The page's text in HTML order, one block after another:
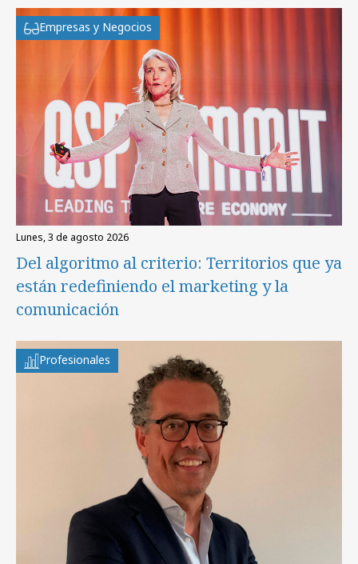
Empresas y Negocios
lunes, 3 de agosto 2026
Del algoritmo al criterio: Territorios que ya
están redefiniendo el marketing y la
comunicación
Profesionales